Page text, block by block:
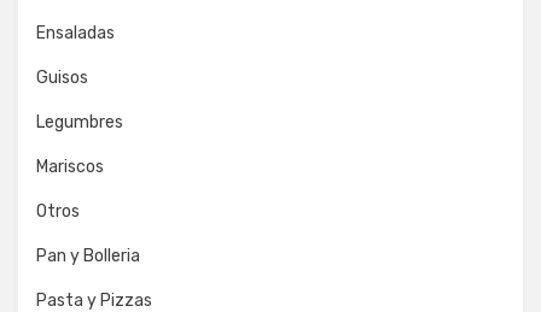
Ensaladas
Guisos
Legumbres
Mariscos
Otros
Pan y Bolleria
Pasta y Pizzas